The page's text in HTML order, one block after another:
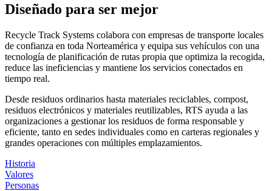
Diseñado para ser mejor
Recycle Track Systems colabora con empresas de transporte locales
de confianza en toda Norteamérica y equipa sus vehículos con una
tecnología de planificación de rutas propia que optimiza la recogida,
reduce las ineficiencias y mantiene los servicios conectados en
tiempo real.
Desde residuos ordinarios hasta materiales reciclables, compost,
residuos electrónicos y materiales reutilizables, RTS ayuda a las
organizaciones a gestionar los residuos de forma responsable y
eficiente, tanto en sedes individuales como en carteras regionales y
grandes operaciones con múltiples emplazamientos.
Historia
Valores
Personas